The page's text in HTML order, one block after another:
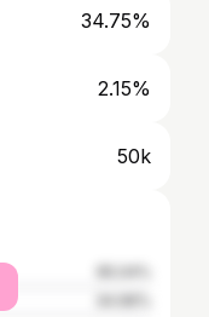
34.75%
2.15%
50k